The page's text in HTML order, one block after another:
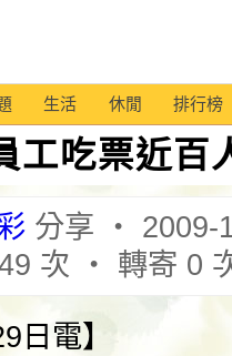
生活 休閒 排行榜
工吃票近百
分享 ‧ 2009-
次 ‧ 轉寄 0
日電】